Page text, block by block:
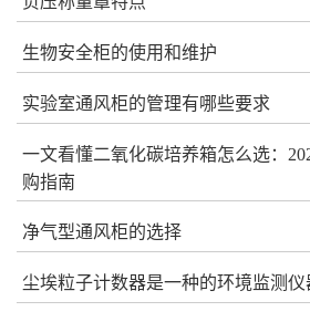
生物安全柜的使用和维护
实验室通风柜的管理有哪些要求
一文看懂二氧化碳培养箱怎么选：
购指南
净气型通风柜的选择
尘埃粒子计数器是一种的环境监测仪